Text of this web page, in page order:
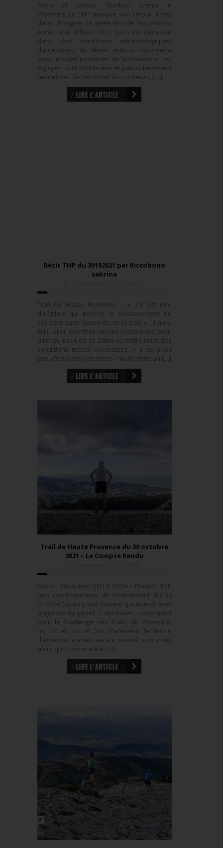
Texte et photos: Outdoor Events in
Provence Le THP marque son retour à ses
dates d’origine : le week-end de l’Ascension.
Après une édition 2021 qui s’est déroulée
dans des conditions météorologiques
dantesques, la 9ème édition rayonnera
sous le soleil printanier de la Provence. Les
équipes sont mobilisées et particulièrement
heureuses de retrouver les coureurs, […]
Récit THP du 30102021 par Riccobono
sabrina
Trail de Haute Provence – « S’il est une
discipline qui permet le dépassement de
soi, c’est sans aucun doute le trail. » Il aura
fallu aller chercher loin les ressources pour
aller au bout de ce 28km ce matin sous des
conditions météo exécrables. « il ne pleut
pas, c’est dans vos têtes » nous lance un […]
Trail de Haute Provence du 30 octobre
2021 – Le Compte Rendu
Texte : Sébastien DELLA CASA – Photos: THP
non représentative de l’évènement du 30
octobre (ici on y voit Vincent qui attend avec
angoisse la pluie) 2 épreuves comptaient
pour le Challenge des Trails de Provence,
un 27 et un 44 km. Rarement le terme
d’épreuve n’avait autant mérité son nom.
alors qu’octobre a été […]